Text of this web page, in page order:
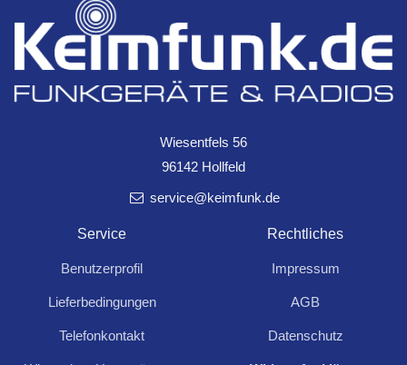
LED Wandleuchte
"PALAU" 10W 4000K
LED Wandleuchte "PALAU" IP54,
"TELARANA" IP65 X
16W, 1026lm, 140°
Bewegungsmelder, 2900K
Wiesentfels 56
96142 Hollfeld
service@keimfunk.de
Service
Benutzerprofil
Lieferbedingungen
Telefonkontakt
Rechtliches
Impressum
AGB
Datenschutz